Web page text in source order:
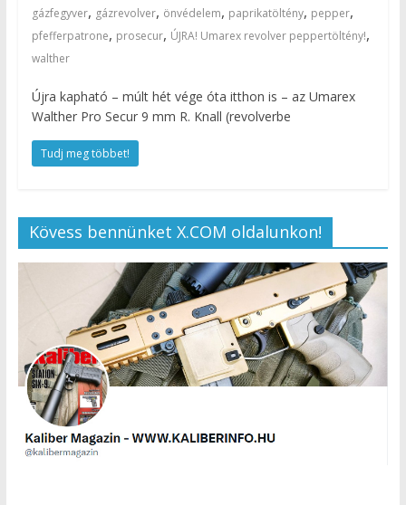
gázfegyver, gázrevolver, önvédelem, paprikatöltény, pepper,
pfefferpatrone, prosecur, ÚJRA! Umarex revolver peppertöltény!,
walther
Újra kapható – múlt hét vége óta itthon is – az Umarex
Walther Pro Secur 9 mm R. Knall (revolverbe
Tudj meg többet!
Kövess bennünket X.COM oldalunkon!